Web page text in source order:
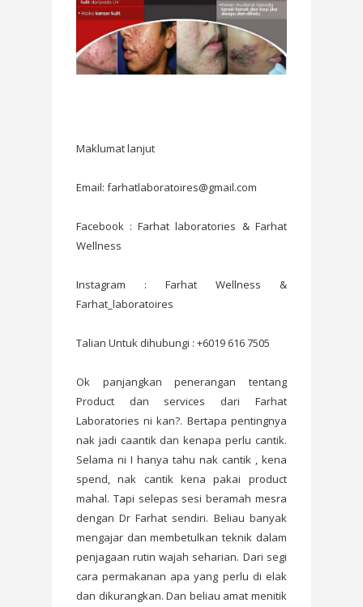
Maklumat lanjut
Email: farhatlaboratoires@gmail.com
Facebook : Farhat laboratories & Farhat
Wellness
Instagram : Farhat Wellness &
Farhat_laboratoires
Talian Untuk dihubungi : +6019 616 7505
Ok panjangkan penerangan tentang
Product dan services dari Farhat
Laboratories ni kan?. Bertapa pentingnya
nak jadi caantik dan kenapa perlu cantik.
Selama ni I hanya tahu nak cantik , kena
spend, nak cantik kena pakai product
mahal. Tapi selepas sesi beramah mesra
dengan Dr Farhat sendiri. Beliau banyak
mengajar dan membetulkan teknik dalam
penjagaan rutin wajah seharian. Dari segi
cara permakanan apa yang perlu di elak
dan dikurangkan. Dan beliau amat menitik